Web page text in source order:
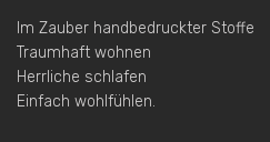
Im Zauber handbedruckter Stoffe
Traumhaft wohnen
Herrliche schlafen
Einfach wohlfühlen.